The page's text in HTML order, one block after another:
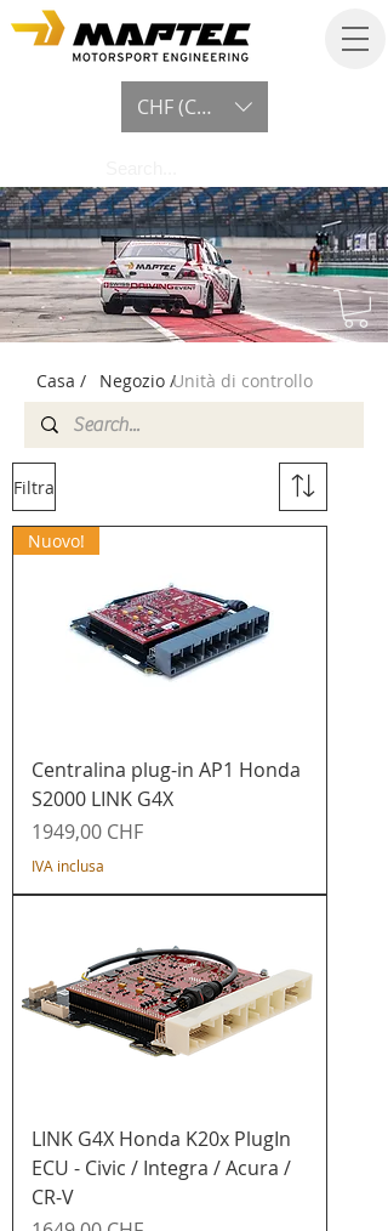
CHF (CHF)
Casa / Negozio /Unità di controllo
Filtra
Nuovo!
Centralina plug-in AP1 Honda
S2000 LINK G4X
Prezzo
1949,00 CHF
IVA inclusa
LINK G4X Honda K20x PlugIn
ECU - Civic / Integra / Acura /
CR-V